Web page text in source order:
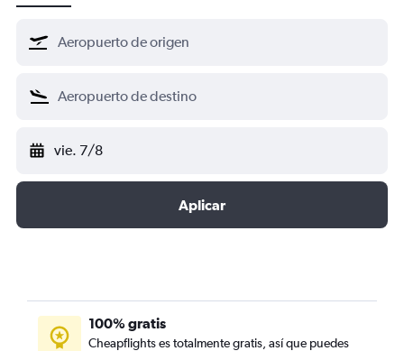
vie. 7/8
Aplicar
100% gratis
Cheapflights es totalmente gratis, así que puedes